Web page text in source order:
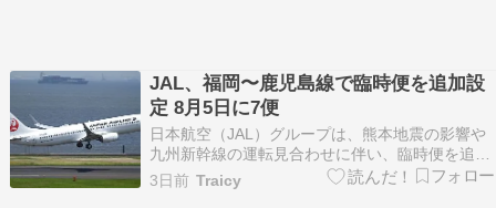
JAL、福岡〜鹿児島線で臨時便を追加設
定 8月5日に7便
日本航空（JAL）グループは、熊本地震の影響や
九州新幹線の運転見合わせに伴い、臨時便を追加
設定した。 追加設定したのは8月5日の7便。すで
に同日にかけて、同路線の臨時便の運航を発表し
3日前 Traicy